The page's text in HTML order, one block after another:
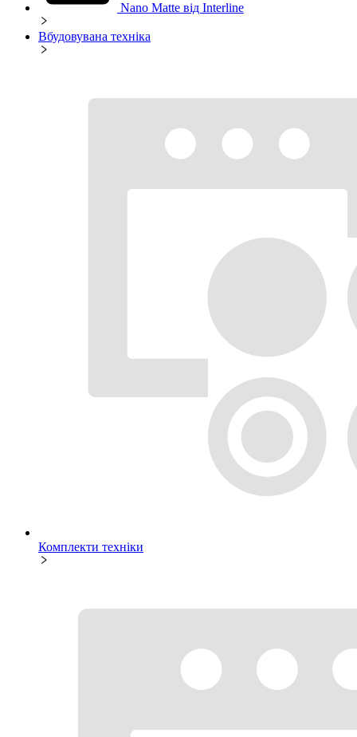
Nano Matte від Interline
Вбудовувана техніка
Комплекти техніки